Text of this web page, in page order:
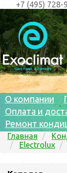
+7 (495) 728-
О компании
Оплата и
Ремонт
Главная
Electrolux